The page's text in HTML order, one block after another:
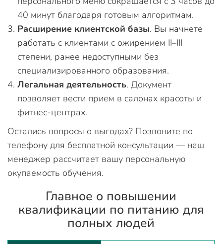
40 минут благодаря готовым алгоритмам.
Расширение клиентской базы. Вы начнете
работать с клиентами с ожирением II–III
степени, ранее недоступными без
специализированного образования.
Легальная деятельность. Документ
позволяет вести прием в салонах красоты и
фитнес-центрах.
Остались вопросы о выгодах? Позвоните по
телефону для бесплатной консультации — наш
менеджер рассчитает вашу персональную
окупаемость обучения.
Главное о повышении
квалификации по питанию для
полных людей